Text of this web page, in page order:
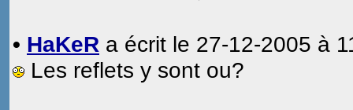
• HaKeR a écrit le 27-12-2005 à
Les reflets y sont ou?